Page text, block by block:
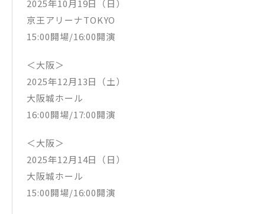
2025年10月19日（日）
京王アリーナTOKYO
15:00開場/16:00開演
＜大阪＞
2025年12月13日（土）
大阪城ホール
16:00開場/17:00開演
＜大阪＞
2025年12月14日（日）
大阪城ホール
15:00開場/16:00開演